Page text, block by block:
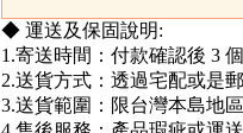
◆ 運送及保固說明:
1.寄送時間：付款確認後 3
2.送貨方式：透過宅配或是
3.送貨範圍：限台灣本島地